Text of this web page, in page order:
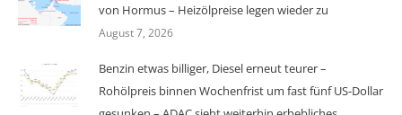
von Hormus – Heizölpreise legen wieder zu
August 7, 2026
Benzin etwas billiger, Diesel erneut teurer –
Rohölpreis binnen Wochenfrist um fast fünf US-Dollar